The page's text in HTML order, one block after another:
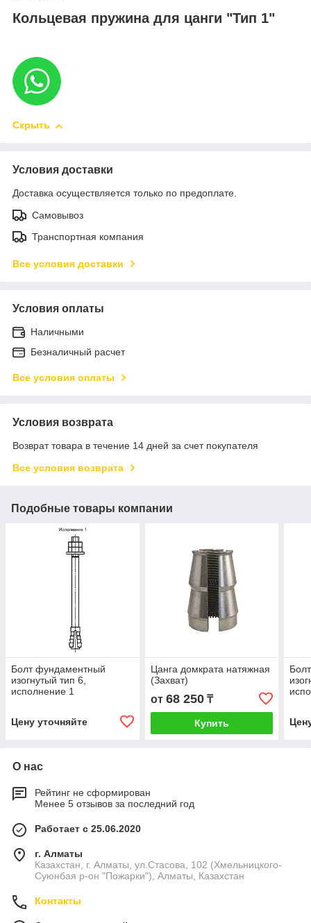
Кольцевая пружина для цанги "Тип 1"
Скрыть
Условия доставки
Доставка осуществляется только по предоплате.
Самовывоз
Транспортная компания
Все условия доставки
Условия оплаты
Наличными
Безналичный расчет
Все условия оплаты
Условия возврата
Возврат товара в течение 14 дней за счет покупателя
Все условия возврата
Подобные товары компании
Болт фундаментный
изогнутый тип 6,
исполнение 1
Цену уточняйте
Цанга домкрата натяжная
(Захват)
от 68 250₸
Купить
О нас
Рейтинг не сформирован
Менее 5 отзывов за последний год
Работает с 25.06.2020
г. Алматы
Казахстан, г. Алматы, ул.Стасова, 102 (Хмельницкого-
Суюнбая р-он "Пожарки"), Алматы, Казахстан
Контакты